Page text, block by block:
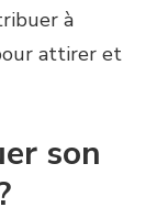
à
attirer et
son